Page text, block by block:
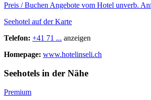
Preis / Buchen Angebote vom Hotel unverb.
Seehotel auf der Karte
Telefon: +41 71 ... anzeigen
Homepage: www.hotelinseli.ch
Seehotels in der Nähe
Premium